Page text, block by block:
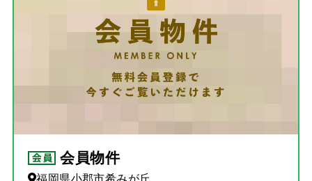
会員物件
福岡県小郡市希みが丘